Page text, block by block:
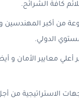
كافة الشرائح.
من أكبر المهندسين
الدولي.
معايير الأمان و
الاستراتيجية من